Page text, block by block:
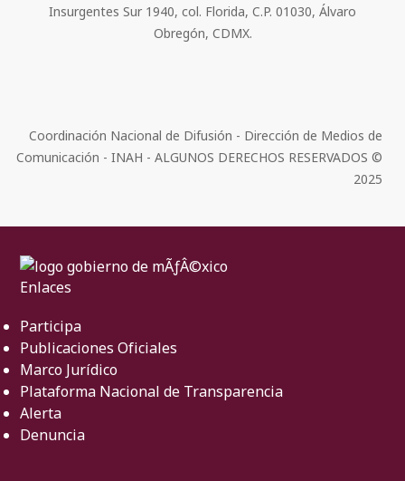
Insurgentes Sur 1940, col. Florida, C.P. 01030, Álvaro
Obregón, CDMX.
Coordinación Nacional de Difusión - Dirección de Medios de
Comunicación - INAH - ALGUNOS DERECHOS RESERVADOS ©
2025
Enlaces
Participa
Publicaciones Oficiales
Marco Jurídico
Plataforma Nacional de Transparencia
Alerta
Denuncia